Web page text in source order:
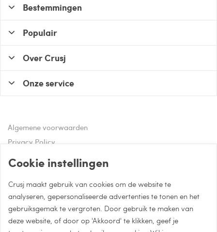
Hulp of advies nodig?
Bel naar 085 - 0043 015
Bestemmingen
Populair
Over Crusj
Onze service
Algemene voorwaarden
Privacy Policy
Cookie instellingen
Crusj maakt gebruik van cookies om de website te
analyseren, gepersonaliseerde advertenties te tonen en het
gebruiksgemak te vergroten. Door gebruik te maken van
deze website, of door op 'Akkoord' te klikken, geef je